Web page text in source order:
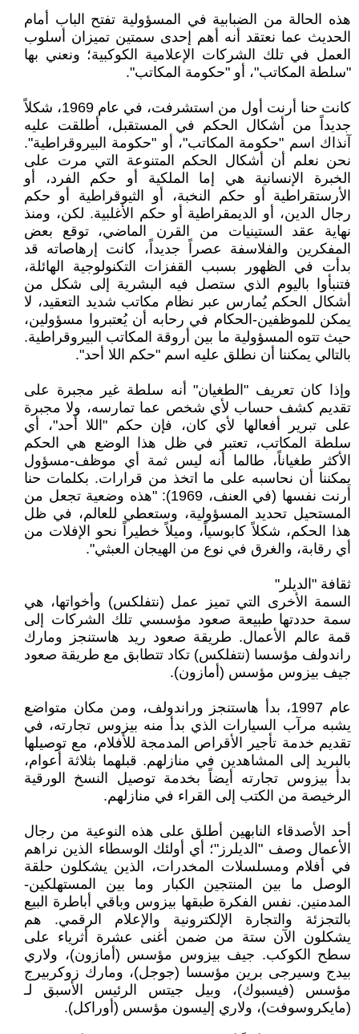
هذه الحالة من الضبابية في المسؤولية تفتح الباب أمام
الحديث عما نعتقد أنه أهم إحدى سمتين تميزان أسلوب
العمل في تلك الشركات الإعلامية الكوكبية؛ ونعني بها
"سلطة المكاتب"، أو "حكومة المكاتب".
كانت حنا أرنت أول من استشرفت، في عام 1969، شكلاً
جديداً من أشكال الحكم في المستقبل، أطلقت عليه
آنذاك اسم "حكومة المكاتب"، أو "حكومة البيروقراطية".
نحن نعلم أن أشكال الحكم المتنوعة التي مرت على
الخبرة الإنسانية هي إما الملكية أو حكم الفرد، أو
الأرستقراطية أو حكم النخبة، أو الثيوقراطية أو حكم
رجال الدين، أو الديمقراطية أو حكم الأغلبية. لكن، ومنذ
نهاية عقد الستينيات من القرن الماضي، توقع بعض
المفكرين والفلاسفة عصراً جديداً، كانت إرهاصاته قد
بدأت في الظهور بسبب القفزات التكنولوجية الهائلة،
فتنبأوا باليوم الذي ستصل فيه البشرية إلى شكل من
أشكال الحكم يُمارس عبر نظام مكاتب شديد التعقيد، لا
يمكن للموظفين-الحكام في رحابه أن يُعتبروا مسؤولين،
حيث تتوه المسؤولية ما بين أروقة المكاتب البيروقراطية.
بالتالي يمكننا أن نطلق عليه اسم "حكم اللا أحد".
وإذا كان تعريف "الطغيان" أنه سلطة غير مجبرة على
تقديم كشف حساب لأي شخص عما تمارسه، ولا مجبرة
على تبرير أفعالها لأي كان، فإن حكم "اللا أحد"، أي
سلطة المكاتب، تعتبر في ظل هذا الوضع هي الحكم
الأكثر طغياناً، طالما أنه ليس ثمة أي موظف-مسؤول
يمكننا أن نحاسبه على ما اتخذ من قرارات. بكلمات حنا
أرنت نفسها (في العنف، 1969): "هذه وضعية تجعل من
المستحيل تحديد المسؤولية، وستعطي للعالم، في ظل
هذا الحكم، شكلاً كابوسياً، وميلاً خطيراً نحو الإفلات من
أي رقابة، والغرق في نوع من الهيجان العبثي".
ثقافة "الديلر"
السمة الأخرى التي تميز عمل (نتفلكس) وأخواتها، هي
سمة حددتها طبيعة صعود مؤسسي تلك الشركات إلى
قمة عالم الأعمال. طريقة صعود ريد هاستنجز ومارك
راندولف مؤسسا (نتفلكس) تكاد تتطابق مع طريقة صعود
جيف بيزوس مؤسس (أمازون).
عام 1997، بدأ هاستنجز وراندولف، ومن مكان متواضع
يشبه مرآب السيارات الذي بدأ منه بيزوس تجارته، في
تقديم خدمة تأجير الأقراص المدمجة للأفلام، مع توصيلها
بالبريد إلى المشاهدين في منازلهم. قبلهما بثلاثة أعوام،
بدأ بيزوس تجارته أيضاً بخدمة توصيل النسخ الورقية
الرخيصة من الكتب إلى القراء في منازلهم.
أحد الأصدقاء النابهين أطلق على هذه النوعية من رجال
الأعمال وصف "الديلرز"؛ أي أولئك الوسطاء الذين نراهم
في أفلام ومسلسلات المخدرات، الذين يشكلون حلقة
الوصل ما بين المنتجين الكبار وما بين المستهلكين-
المدمنين. نفس الفكرة طبقها بيزوس وباقي أباطرة البيع
بالتجزئة والتجارة الإلكترونية والإعلام الرقمي. هم
يشكلون الآن ستة من ضمن أغنى عشرة أثرياء على
سطح الكوكب. جيف بيزوس مؤسس (أمازون)، ولاري
بيدج وسيرجى برين مؤسسا (جوجل)، ومارك زوكربيرج
مؤسس (فيسبوك)، وبيل جيتس الرئيس الأسبق لـ
(مايكروسوفت)، ولاري إليسون مؤسس (أوراكل).